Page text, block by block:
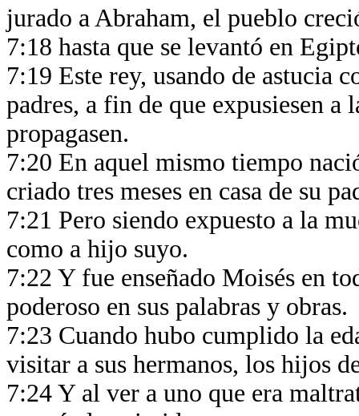
jurado a Abraham, el pueblo
7:18 hasta que se levantó en
7:19 Este rey, usando de astucia
padres, a fin de que expusiesen a
propagasen.
7:20 En aquel mismo tiempo
criado tres meses en casa de su
7:21 Pero siendo expuesto a la
como a hijo suyo.
7:22 Y fue enseñado Moisés en
poderoso en sus palabras y obras.
7:23 Cuando hubo cumplido la
visitar a sus hermanos, los hijos
7:24 Y al ver a uno que era